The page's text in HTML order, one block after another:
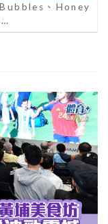
、Honey